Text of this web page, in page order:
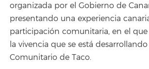
organizada por el Gobierno de
presentando una experiencia
participación comunitaria, en el
la vivencia que se está
Comunitario de Taco.